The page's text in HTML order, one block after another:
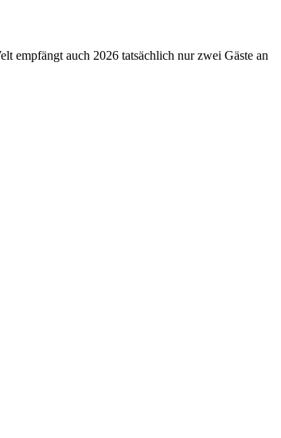
empfängt auch 2026 tatsächlich nur zwei Gäste an